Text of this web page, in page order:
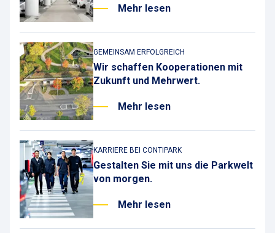
Mehr lesen
Wir schaffen Kooperationen mit
Zukunft und Mehrwert.
GEMEINSAM ERFOLGREICH
Mehr lesen
Gestalten Sie mit uns die Parkwelt
von morgen.
KARRIERE BEI CONTIPARK
Mehr lesen